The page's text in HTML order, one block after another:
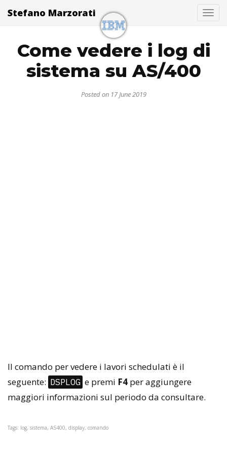
Stefano Marzorati
Come vedere i log di
sistema su AS/400
Posted on 17 June 2019
Il comando per vedere i lavori schedulati è il
seguente: DSPLOG e premi F4 per aggiungere
maggiori informazioni sul periodo da consultare.
Tags: log, sistema, AS400, display, comando